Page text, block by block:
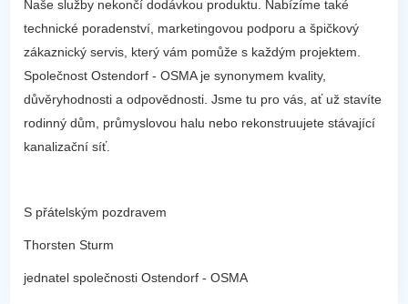
Naše služby nekončí dodávkou produktu. Nabízíme také
technické poradenství, marketingovou podporu a špičkový
zákaznický servis, který vám pomůže s každým projektem.
Společnost Ostendorf - OSMA je synonymem kvality,
důvěryhodnosti a odpovědnosti. Jsme tu pro vás, ať už stavíte
rodinný dům, průmyslovou halu nebo rekonstruujete stávající
kanalizační síť.
S přátelským pozdravem
Thorsten Sturm
jednatel společnosti Ostendorf - OSMA